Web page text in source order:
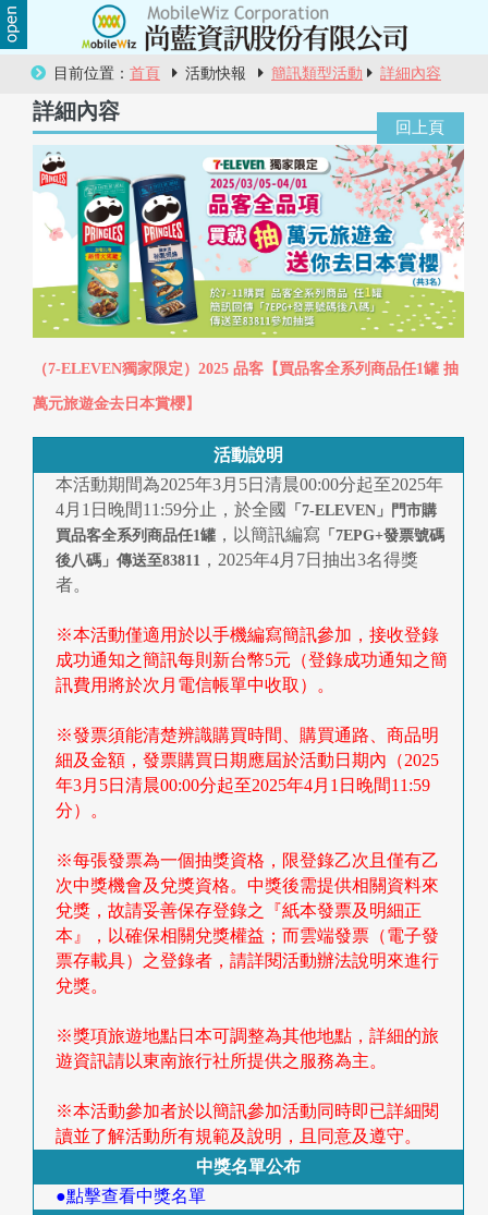
目前位置： 首頁 活動快報 簡訊類型活動 詳細內容
詳細內容
（7-ELEVEN獨家限定）2025 品客【買品客全系列商品任1罐 抽
萬元旅遊金去日本賞櫻】
活動說明
本活動期間為2025年3月5日清晨00:00分起至2025年
4月1日晚間11:59分止，於全國
「7-ELEVEN」門市購
買品客全系列商品任1罐 ，以簡訊編寫 「7EPG+發票號碼
後八碼」傳送至83811
，2025年4月7日抽出3名得獎
者。
※本活動僅適用於以手機編寫簡訊參加，接收登錄
成功通知之簡訊每則新台幣5元（登錄成功通知之簡
訊費用將於次月電信帳單中收取）。
※發票須能清楚辨識購買時間、購買通路、商品明
細及金額，發票購買日期應屆於活動日期內（2025
年3月5日清晨00:00分起至2025年4月1日晚間11:59
分）。
※每張發票為一個抽獎資格，限登錄乙次且僅有乙
次中獎機會及兌獎資格。中獎後需提供相關資料來
兌獎，故請妥善保存登錄之『紙本發票及明細正
本』，以確保相關兌獎權益；而雲端發票（電子發
票存載具）之登錄者，請詳閱活動辦法說明來進行
兌獎。
※獎項旅遊地點日本可調整為其他地點，詳細的旅
遊資訊請以東南旅行社所提供之服務為主。
※本活動參加者於以簡訊參加活動同時即已詳細閱
讀並了解活動所有規範及說明，且同意及遵守。
中獎名單公布
●點擊查看中獎名單